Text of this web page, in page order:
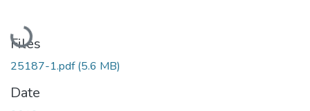
Loading...
Files
25187-1.pdf(5.6 MB)
Date